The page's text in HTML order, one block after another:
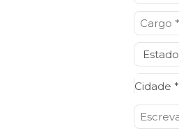
Cidade *
Cidade*